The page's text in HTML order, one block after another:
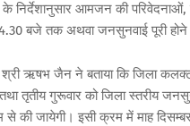
निर्देशानुसार आमजन की
बजे तक अथवा जनसुनवाई पूरी
ऋषभ जैन ने बताया कि जिला
तृतीय गुरूवार को जिला स्तरीय
से की जायेगी। इसी क्रम में माह